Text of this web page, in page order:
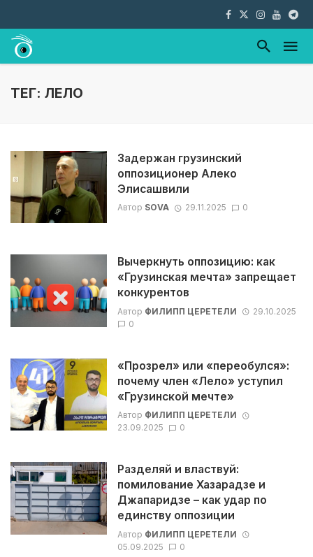
ТЕГ: ЛЕЛО
Задержан грузинский
оппозиционер Алеко
Элисашвили
Автор SOVA 29.11.2025 0
Вычеркнуть оппозицию: как
«Грузинская мечта» запрещает
конкурентов
Автор ФИЛИПП ЦЕРЕТЕЛИ
29.10.2025
0
«Прозрел» или «переобулся»:
почему член «Лело» уступил
«Грузинской мечте»
Автор ФИЛИПП ЦЕРЕТЕЛИ
23.09.2025
0
Разделяй и властвуй:
помилование Хазарадзе и
Джапаридзе – как удар по
единству оппозиции
Автор ФИЛИПП ЦЕРЕТЕЛИ
05.09.2025
0